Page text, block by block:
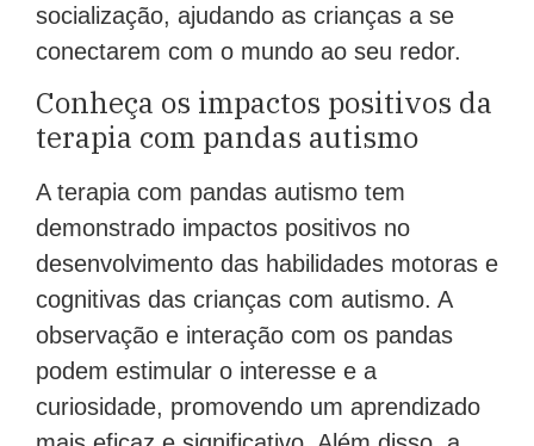
socialização, ajudando as crianças a se
conectarem com o mundo ao seu redor.
Conheça os impactos positivos da
terapia com pandas autismo
A terapia com pandas autismo tem
demonstrado impactos positivos no
desenvolvimento das habilidades motoras e
cognitivas das crianças com autismo. A
observação e interação com os pandas
podem estimular o interesse e a
curiosidade, promovendo um aprendizado